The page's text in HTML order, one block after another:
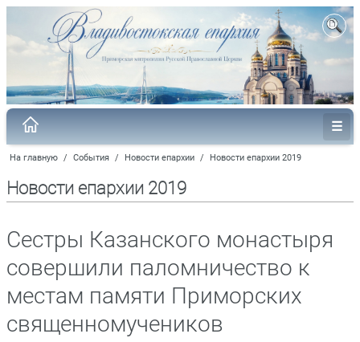
На главную / События / Новости епархии / Новости епархии 2019
Новости епархии 2019
Сестры Казанского монастыря
совершили паломничество к
местам памяти Приморских
священномучеников